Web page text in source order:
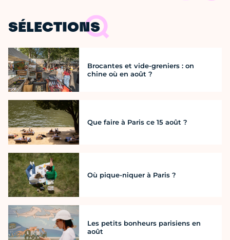
SÉLECTIONS
Brocantes et vide-greniers : on
chine où en août ?
Que faire à Paris ce 15 août ?
Où pique-niquer à Paris ?
Les petits bonheurs parisiens en
août